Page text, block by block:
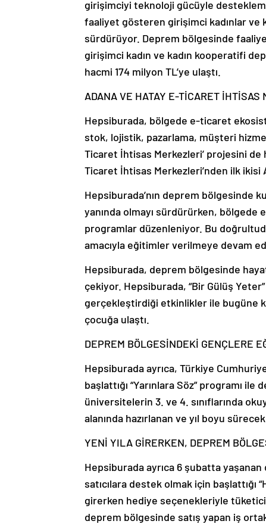
girişimciyi teknoloji gücüyle
faaliyet gösteren girişimci kadınlar
sürdürüyor. Deprem bölgesinde
girişimci kadın ve kadın kooperatifi
hacmi 174 milyon TL’ye ulaştı.
ADANA VE HATAY E-TİCARET İHTİSAS
Hepsiburada, bölgede e-ticaret
stok, lojistik, pazarlama, müşteri
Ticaret İhtisas Merkezleri’ projesini de
Ticaret İhtisas Merkezleri’nden ilk ikisi
Hepsiburada’nın deprem bölgesinde
yanında olmayı sürdürürken, bölgede
programlar düzenleniyor. Bu
amacıyla eğitimler verilmeye devam
Hepsiburada, deprem bölgesinde
çekiyor. Hepsiburada, “Bir Gülüş
gerçekleştirdiği etkinlikler ile bugüne
çocuğa ulaştı.
DEPREM BÖLGESİNDEKİ GENÇLERE
Hepsiburada ayrıca, Türkiye
başlattığı “Yarınlara Söz” programı
üniversitelerin 3. ve 4. sınıflarında
alanında hazırlanan ve yıl boyu
YENİ YILA GİRERKEN, DEPREM
Hepsiburada ayrıca 6 şubatta
satıcılara destek olmak için başlattığı
girerken hediye seçenekleriyle
deprem bölgesinde satış yapan iş